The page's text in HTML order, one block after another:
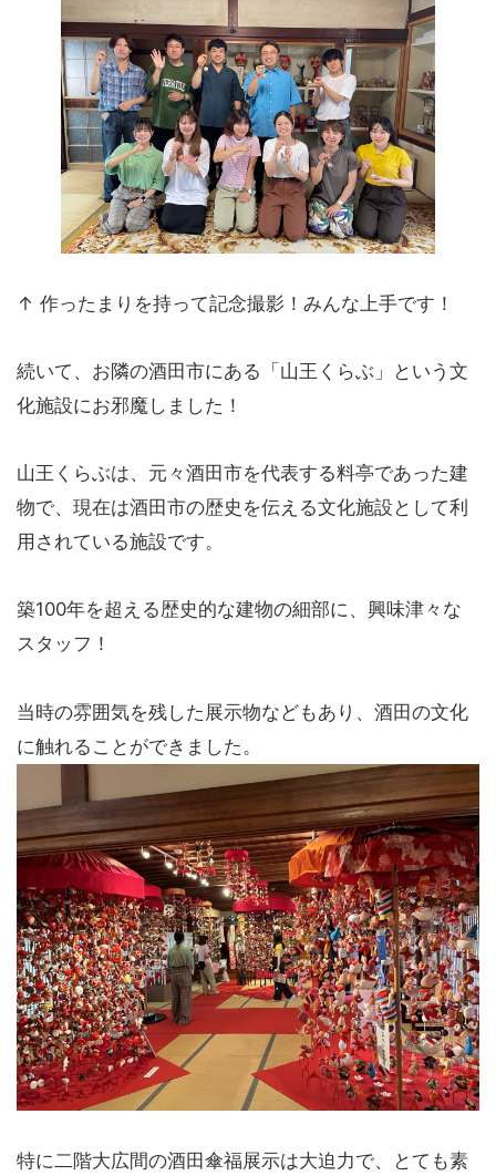
↑ 作ったまりを持って記念撮影！みんな上手です！
続いて、お隣の酒田市にある「山王くらぶ」という文
化施設にお邪魔しました！
山王くらぶは、元々酒田市を代表する料亭であった建
物で、現在は酒田市の歴史を伝える文化施設として利
用されている施設です。
築100年を超える歴史的な建物の細部に、興味津々な
スタッフ！
当時の雰囲気を残した展示物などもあり、酒田の文化
に触れることができました。
特に二階大広間の酒田傘福展示は大迫力で、とても素